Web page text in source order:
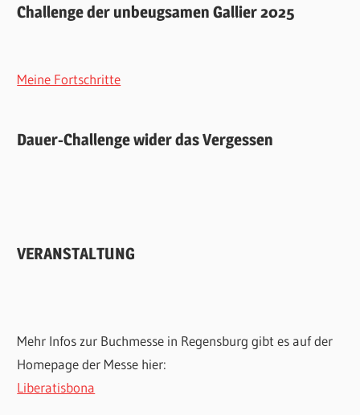
Challenge der unbeugsamen Gallier 2025
Meine Fortschritte
Dauer-Challenge wider das Vergessen
VERANSTALTUNG
Mehr Infos zur Buchmesse in Regensburg gibt es auf der
Homepage der Messe hier:
Liberatisbona